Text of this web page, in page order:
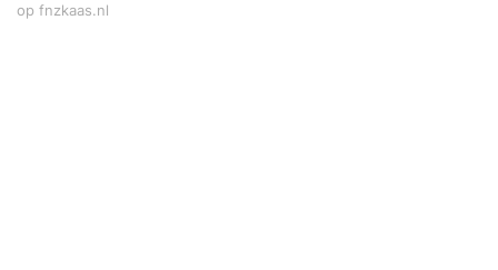
op fnzkaas.nl